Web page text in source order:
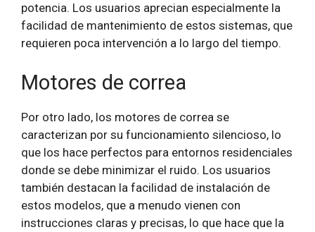
potencia. Los usuarios aprecian especialmente la
facilidad de mantenimiento de estos sistemas, que
requieren poca intervención a lo largo del tiempo.
Motores de correa
Por otro lado, los motores de correa se
caracterizan por su funcionamiento silencioso, lo
que los hace perfectos para entornos residenciales
donde se debe minimizar el ruido. Los usuarios
también destacan la facilidad de instalación de
estos modelos, que a menudo vienen con
instrucciones claras y precisas, lo que hace que la